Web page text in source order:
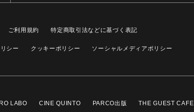
ご利用規約 特定商取引法などに基づく表記
シー クッキーポリシー ソーシャルメディアポリシー
LABO CINE QUINTO PARCO出版 THE GUEST CAFE